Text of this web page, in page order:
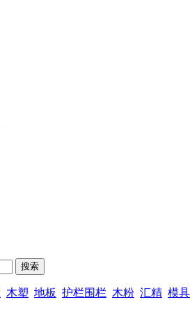
木塑 地板 护栏围栏 木粉 汇精 模具